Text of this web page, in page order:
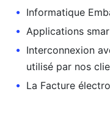
Informatique
Applications
Interconnexion
utilisé par nos
La Facture